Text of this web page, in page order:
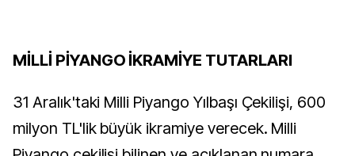
MİLLİ PİYANGO İKRAMİYE TUTARLARI
31 Aralık'taki Milli Piyango Yılbaşı Çekilişi, 600
milyon TL'lik büyük ikramiye verecek. Milli